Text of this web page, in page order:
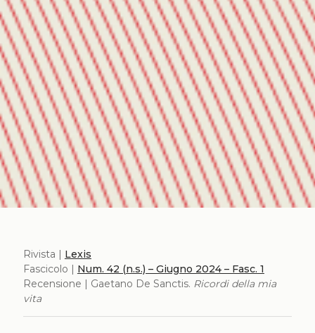
Rivista | Lexis
Fascicolo | Num. 42 (n.s.) – Giugno 2024 – Fasc. 1
Recensione | Gaetano De Sanctis. Ricordi della mia
vita